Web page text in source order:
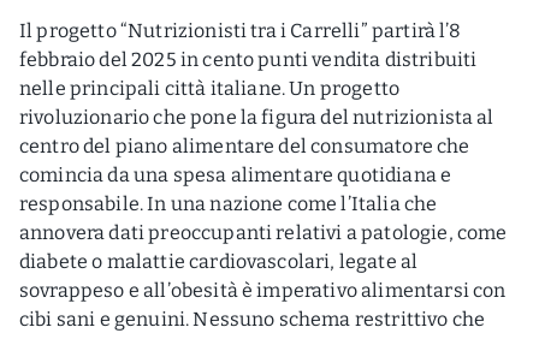
Il progetto “Nutrizionisti tra i Carrelli” partirà l’8
febbraio del 2025 in cento punti vendita distribuiti
nelle principali città italiane. Un progetto
rivoluzionario che pone la figura del nutrizionista al
centro del piano alimentare del consumatore che
comincia da una spesa alimentare quotidiana e
responsabile. In una nazione come l’Italia che
annovera dati preoccupanti relativi a patologie, come
diabete o malattie cardiovascolari, legate al
sovrappeso e all’obesità è imperativo alimentarsi con
cibi sani e genuini. Nessuno schema restrittivo che